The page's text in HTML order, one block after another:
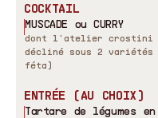
COCKTAIL
MUSCADE ou CURRY
dont l ' atelier crostini
décliné sous 2 variétés
féta)
ENTRÉE (AU CHOIX)
Tartare de légumes